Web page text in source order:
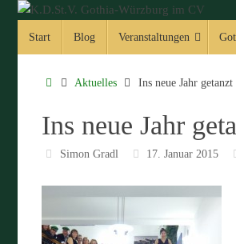
Zum
Inhalt
Start Blog Veranstaltungen
StartAktuelles Ins neue Jahr getanzt
Ins neue Jahr
Simon Gradl 17. Januar 2015